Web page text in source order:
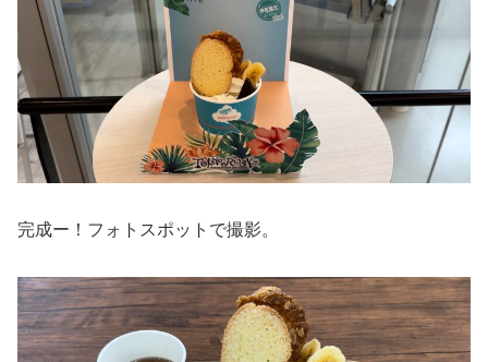
完成ー！フォトスポットで撮影。